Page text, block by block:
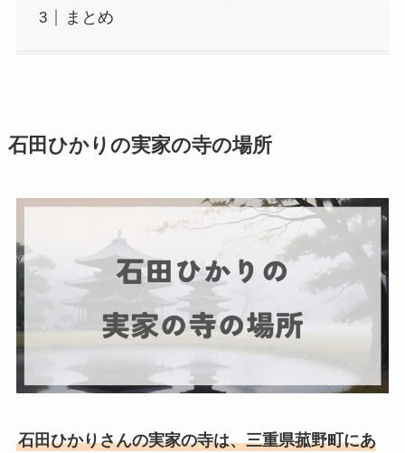
まとめ
石田ひかりの実家の寺の場所
石田ひかりさんの実家の寺は、三重県菰野町にあ